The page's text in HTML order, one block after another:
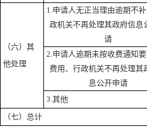
（六）其
他处理
1.申请人无正当理由逾期不
政机关不再处理其政府信息
请
2.申请人逾期未按收费通知
费用、行政机关不再处理其
息公开申请
3.其他
（七）总计